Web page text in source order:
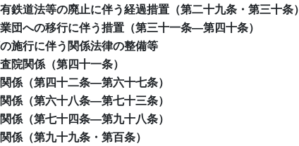
鉄道法等の廃止に伴う経過措置（第二十九条・第三十条）
団への移行に伴う措置（第三十一条―第四十条）
施行に伴う関係法律の整備等
院関係（第四十一条）
係（第四十二条―第六十七条）
係（第六十八条―第七十三条）
係（第七十四条―第九十八条）
係（第九十九条・第百条）